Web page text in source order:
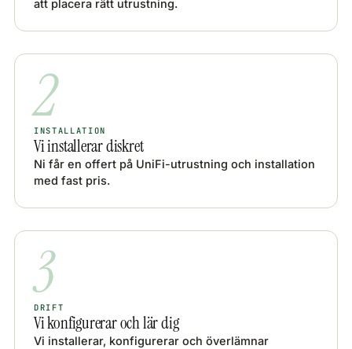
att placera rätt utrustning.
2
INSTALLATION
Vi installerar diskret
Ni får en offert på UniFi-utrustning och installation
med fast pris.
3
DRIFT
Vi konfigurerar och lär dig
Vi installerar, konfigurerar och överlämnar